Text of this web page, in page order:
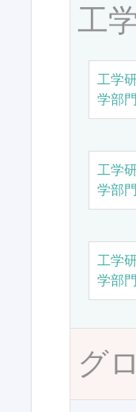
工
工学
学部門
工学
学部門
工学
学部門
グ